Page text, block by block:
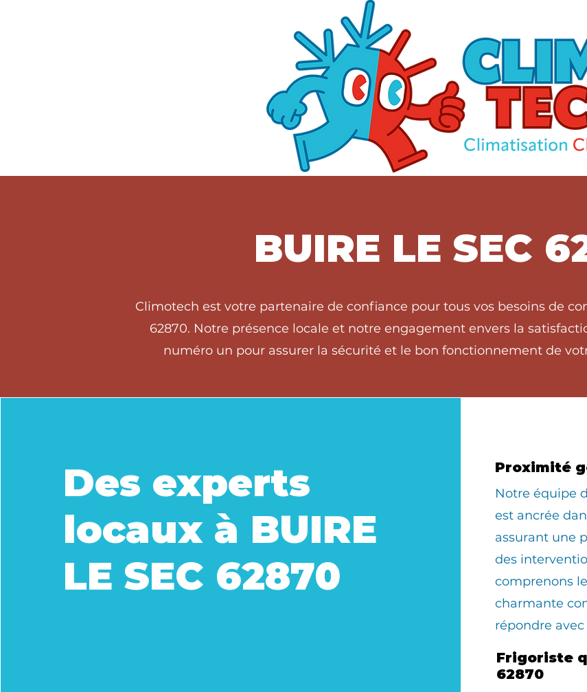
BUIRE LE SEC
Climotech est votre partenaire de confiance pour tous vos besoins de
62870. Notre présence locale et notre engagement envers la
numéro un pour assurer la sécurité et le bon fonctionnement de
Des experts
locaux à BUIRE
LE SEC 62870
Proximité
​Notre équipe
est ancrée
assurant une
des
comprenons
charmante
répondre
Frigoriste
62870